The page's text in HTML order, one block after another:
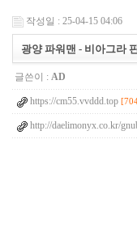
작성일 : 25-04-15 04:06
광양 파워맨 - 비아그라
글쓴이 : AD
https://cm55.vvddd.top
http://daelimonyx.co.kr/